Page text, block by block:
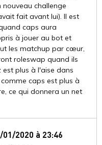
challenge
fait avant lui). Il est
caps aura
à jouer au bot et
les matchup par cœur,
roleswap quand ils
est plus à l'aise dans
caps est plus à
ce qui donnera un net
01/2020 à 23:46